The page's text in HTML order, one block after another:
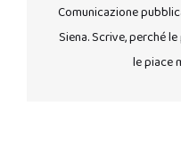
Comunicazione
Siena. Scrive, perché
le piace